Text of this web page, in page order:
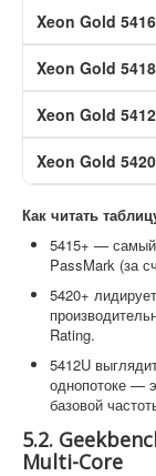
Xeon Gold
Xeon Gold
Xeon Gold
Xeon Gold
Как читать
5415+ — самый
PassMark (за
5420+
Rating.
5412U
однопотоке —
базовой
5.2.
Multi-Core